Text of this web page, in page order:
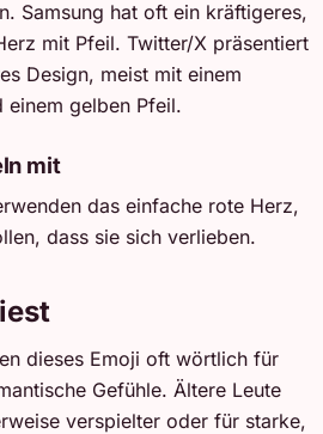
Samsung hat oft ein kräftigeres,
mit Pfeil. Twitter/X präsentiert
Design, meist mit einem
einem gelben Pfeil.
mit
das einfache rote Herz,
dass sie sich verlieben.
dieses Emoji oft wörtlich für
Gefühle. Ältere Leute
verspielter oder für starke,